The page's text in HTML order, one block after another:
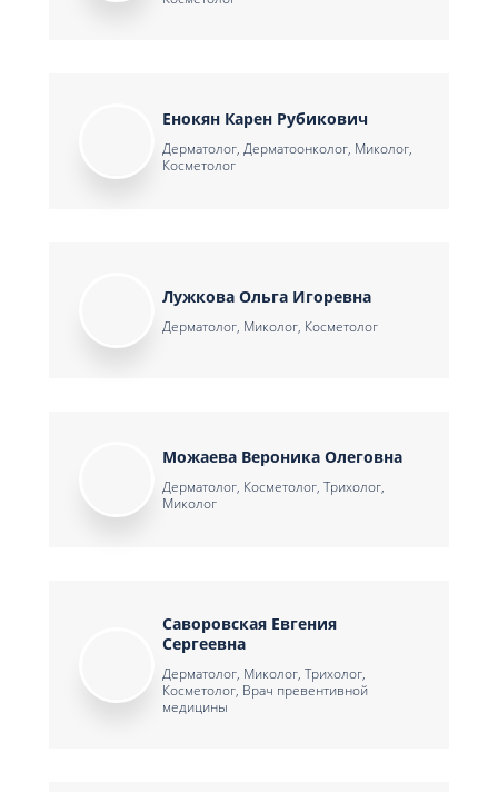
Енокян Карен Рубикович
Дерматолог, Дерматоонколог, Миколог,
Косметолог
Лужкова Ольга Игоревна
Дерматолог, Миколог, Косметолог
Можаева Вероника Олеговна
Дерматолог, Косметолог, Трихолог,
Миколог
Саворовская Евгения
Сергеевна
Дерматолог, Миколог, Трихолог,
Косметолог, Врач превентивной
медицины